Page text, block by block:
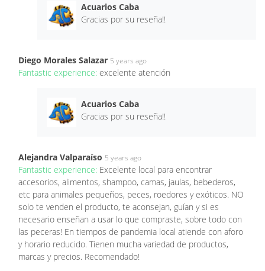
Acuarios Caba
Gracias por su reseña!!
Diego Morales Salazar 5 years ago
Fantastic experience: excelente atención
Acuarios Caba
Gracias por su reseña!!
Alejandra Valparaíso 5 years ago
Fantastic experience: Excelente local para encontrar
accesorios, alimentos, shampoo, camas, jaulas, bebederos,
etc para animales pequeños, peces, roedores y exóticos. NO
solo te venden el producto, te aconsejan, guían y si es
necesario enseñan a usar lo que compraste, sobre todo con
las peceras! En tiempos de pandemia local atiende con aforo
y horario reducido. Tienen mucha variedad de productos,
marcas y precios. Recomendado!